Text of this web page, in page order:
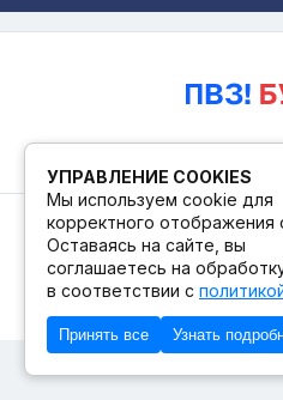
© 2026.
Публичная оферта
© Сделано в
УПРАВЛЕНИЕ COOKIES
Мы используем cookie для
корректного отображения
Оставаясь на сайте, вы
соглашаетесь на
в соответствии с
Принять все Узнать